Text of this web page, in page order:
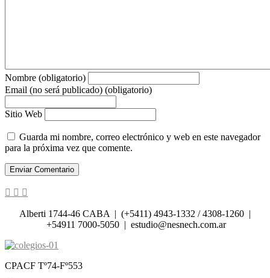
Nombre (obligatorio)
Email (no será publicado) (obligatorio)
Sitio Web
Guarda mi nombre, correo electrónico y web en este navegador
para la próxima vez que comente.
Alberti 1744-46 CABA | (+5411) 4943-1332 / 4308-1260 |
+54911 7000-5050 | estudio@nesnech.com.ar
CPACF Tº74-Fº553